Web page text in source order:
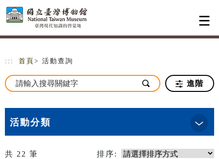
跳到主要內容
網站導覽
::: 首頁 > 活動查詢
進階
活動分類
共 22 筆 排序: